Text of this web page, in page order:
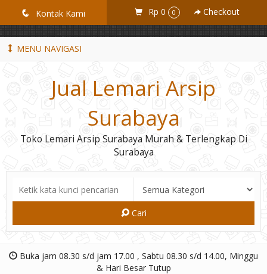
GiD8uLW6vpL7i8XJXmPR9QRyZq0s2cGcUNZ3_owToDY
q Kontak Kami Rp 0 0 Checkout
MENU NAVIGASI
Jual Lemari Arsip
Surabaya
Toko Lemari Arsip Surabaya Murah & Terlengkap Di
Surabaya
Cari
Buka jam 08.30 s/d jam 17.00 , Sabtu 08.30 s/d 14.00, Minggu
& Hari Besar Tutup